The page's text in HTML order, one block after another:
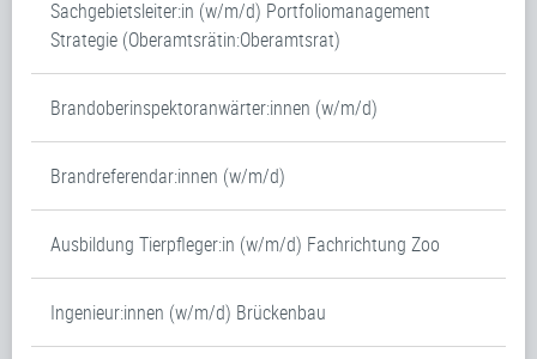
Sachgebietsleiter:in (w/m/d) Portfoliomanagement
Strategie (Oberamtsrätin:Oberamtsrat)
Brandoberinspektoranwärter:innen (w/m/d)
Brandreferendar:innen (w/m/d)
Ausbildung Tierpfleger:in (w/m/d) Fachrichtung Zoo
Ingenieur:innen (w/m/d) Brückenbau